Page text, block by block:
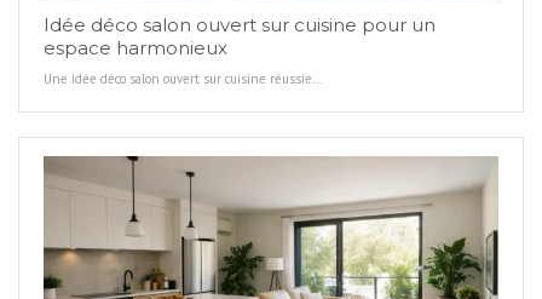
Idée déco salon ouvert sur cuisine pour un
espace harmonieux
Une idée déco salon ouvert sur cuisine réussie…